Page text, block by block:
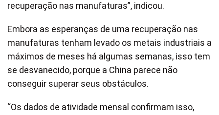
recuperação nas manufaturas”, indicou.
Embora as esperanças de uma recuperação nas
manufaturas tenham levado os metais industriais a
máximos de meses há algumas semanas, isso tem
se desvanecido, porque a China parece não
conseguir superar seus obstáculos.
“Os dados de atividade mensal confirmam isso,